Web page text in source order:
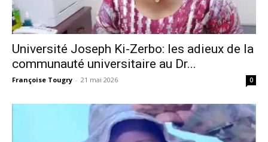
Université Joseph Ki-Zerbo: les adieux de la
communauté universitaire au Dr...
Françoise Tougry - 21 mai 2026 0